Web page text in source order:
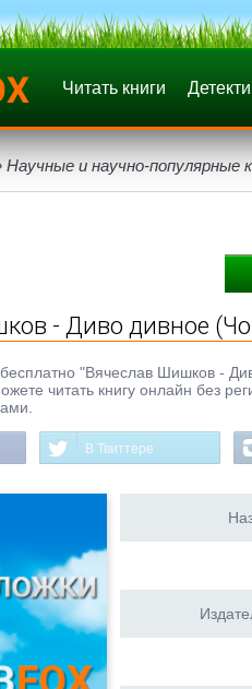
Читать книги
Научные и научно-популярные
- Диво дивное
"Вячеслав Шишков -
читать книгу онлайн без
В Твиттере